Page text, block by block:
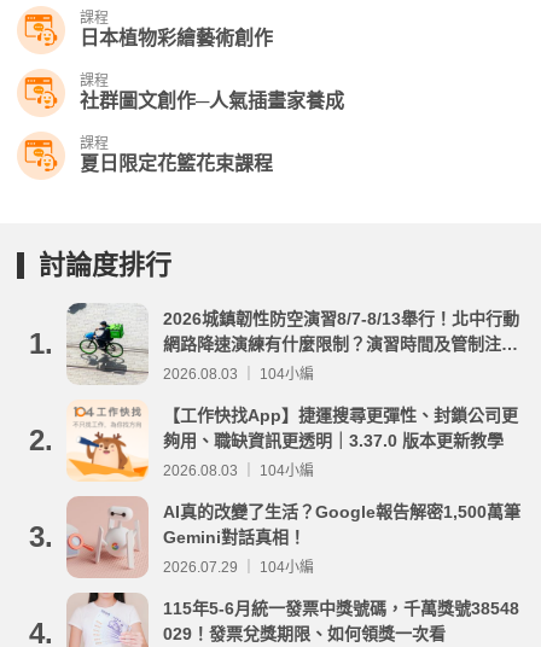
課程
日本植物彩繪藝術創作
課程
社群圖文創作─人氣插畫家養成
課程
夏日限定花籃花束課程
討論度排行
1.
2026城鎮韌性防空演習8/7-8/13舉行！北中行動
網路降速演練有什麼限制？演習時間及管制注意
事項整理
2026.08.03 ｜ 104小編
2.
【工作快找App】捷運搜尋更彈性、封鎖公司更
夠用、職缺資訊更透明｜3.37.0 版本更新教學
2026.08.03 ｜ 104小編
3.
AI真的改變了生活？Google報告解密1,500萬筆
Gemini對話真相！
2026.07.29 ｜ 104小編
4.
115年5-6月統一發票中獎號碼，千萬獎號38548
029！發票兌獎期限、如何領獎一次看